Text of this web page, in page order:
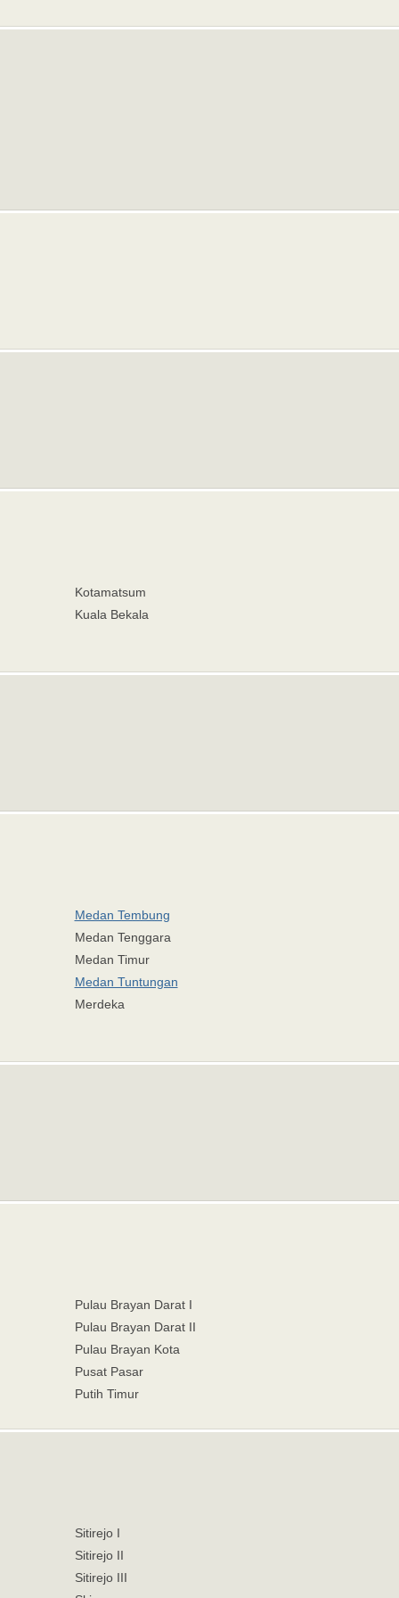
Kotamatsum
Kuala Bekala
Medan Tembung
Medan Tenggara
Medan Timur
Medan Tuntungan
Merdeka
Pulau Brayan Darat I
Pulau Brayan Darat II
Pulau Brayan Kota
Pusat Pasar
Putih Timur
Sitirejo I
Sitirejo II
Sitirejo III